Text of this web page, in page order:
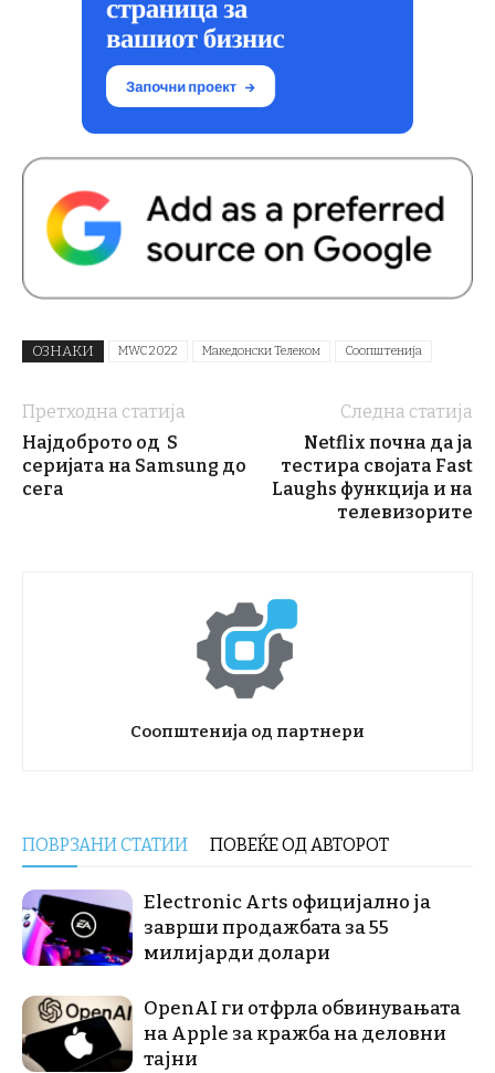
ОЗНАКИ MWC 2022 Македонски Телеком Соопштенија
Претходна статија
Најдоброто од S
серијата на Samsung до
сега
Следна статија
Netflix почна да ја
тестира својата Fast
Laughs функција и на
телевизорите
Соопштенија од партнери
ПОВРЗАНИ СТАТИИ ПОВЕЌЕ ОД АВТОРОТ
Electronic Arts официјално ја
заврши продажбата за 55
милијарди долари
OpenAI ги отфрла обвинувањата
на Apple за кражба на деловни
тајни